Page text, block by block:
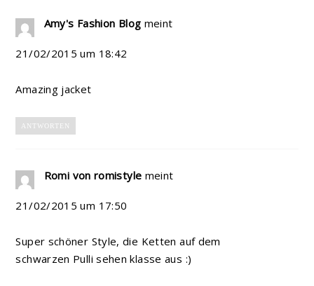
Amy's Fashion Blog meint
21/02/2015 um 18:42
Amazing jacket
ANTWORTEN
Romi von romistyle meint
21/02/2015 um 17:50
Super schöner Style, die Ketten auf dem
schwarzen Pulli sehen klasse aus :)